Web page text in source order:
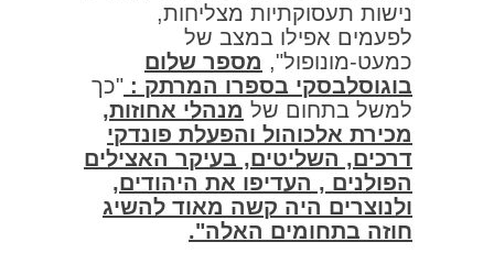
נישות תעסוקתיות מצליחות,
לפעמים אפילו במצב של
כמעט-מונופול", מספר שלום
בוגוסלבסקי בספרו המרתק : "כך
למשל בתחום של מנהלי אחוזות,
מכירת אלכוהול והפעלת פונדקי
דרכים, השליטים, בעיקר האצילים
הפולנים , העדיפו את היהודים,
ולנוצרים היה קשה מאוד להשיג
חוזה בתחומים האלה".